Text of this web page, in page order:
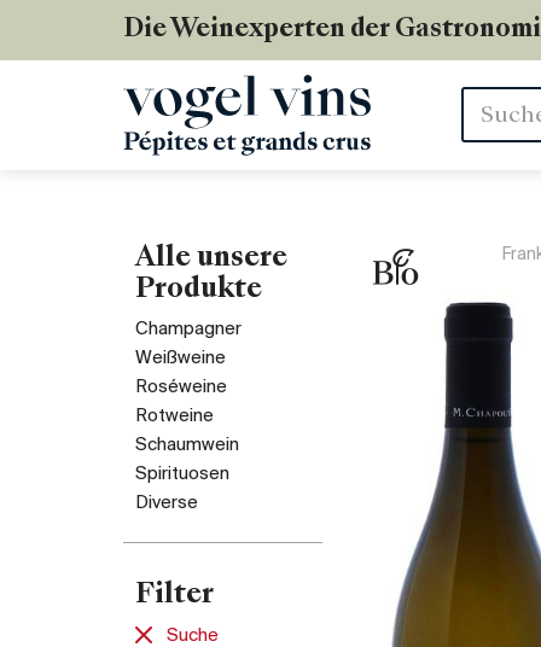
Die Weinexperten der
Alle unsere
Produkte
Champagner
Weißweine
Roséweine
Rotweine
Schaumwein
Spirituosen
Diverse
Filter
Suche